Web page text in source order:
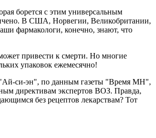
борется с этим универсальным
В США, Норвегии, Великобритании,
фармакологи, конечно, знают, что
привести к смерти. Но многие
упаковок ежемесячно!
"Ай-си-эн", по данным газеты "Время МН",
директивам экспертов ВОЗ. Правда,
без рецептов лекарствам? Тот